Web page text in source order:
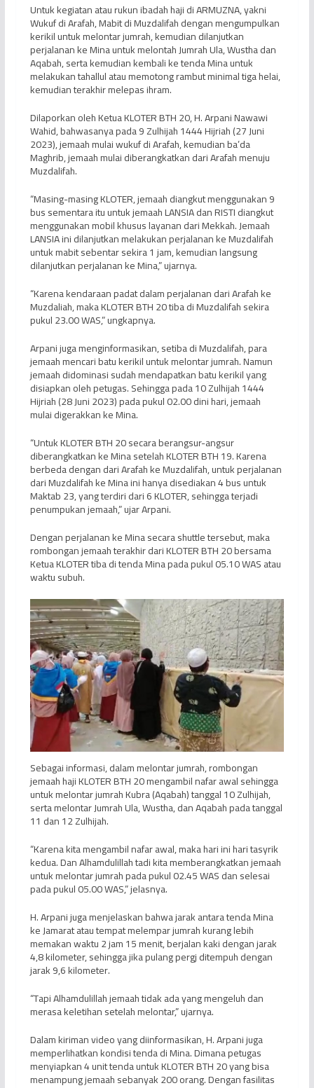
Untuk kegiatan atau rukun ibadah haji di ARMUZNA, yakni
Wukuf di Arafah, Mabit di Muzdalifah dengan mengumpulkan
kerikil untuk melontar jumrah, kemudian dilanjutkan
perjalanan ke Mina untuk melontah Jumrah Ula, Wustha dan
Aqabah, serta kemudian kembali ke tenda Mina untuk
melakukan tahallul atau memotong rambut minimal tiga helai,
kemudian terakhir melepas ihram.
Dilaporkan oleh Ketua KLOTER BTH 20, H. Arpani Nawawi
Wahid, bahwasanya pada 9 Zulhijah 1444 Hijriah (27 Juni
2023), jemaah mulai wukuf di Arafah, kemudian ba’da
Maghrib, jemaah mulai diberangkatkan dari Arafah menuju
Muzdalifah.
“Masing-masing KLOTER, jemaah diangkut menggunakan 9
bus sementara itu untuk jemaah LANSIA dan RISTI diangkut
menggunakan mobil khusus layanan dari Mekkah. Jemaah
LANSIA ini dilanjutkan melakukan perjalanan ke Muzdalifah
untuk mabit sebentar sekira 1 jam, kemudian langsung
dilanjutkan perjalanan ke Mina,” ujarnya.
“Karena kendaraan padat dalam perjalanan dari Arafah ke
Muzdaliah, maka KLOTER BTH 20 tiba di Muzdalifah sekira
pukul 23.00 WAS,” ungkapnya.
Arpani juga menginformasikan, setiba di Muzdalifah, para
jemaah mencari batu kerikil untuk melontar jumrah. Namun
jemaah didominasi sudah mendapatkan batu kerikil yang
disiapkan oleh petugas. Sehingga pada 10 Zulhijah 1444
Hijriah (28 Juni 2023) pada pukul 02.00 dini hari, jemaah
mulai digerakkan ke Mina.
“Untuk KLOTER BTH 20 secara berangsur-angsur
diberangkatkan ke Mina setelah KLOTER BTH 19. Karena
berbeda dengan dari Arafah ke Muzdalifah, untuk perjalanan
dari Muzdalifah ke Mina ini hanya disediakan 4 bus untuk
Maktab 23, yang terdiri dari 6 KLOTER, sehingga terjadi
penumpukan jemaah,” ujar Arpani.
Dengan perjalanan ke Mina secara shuttle tersebut, maka
rombongan jemaah terakhir dari KLOTER BTH 20 bersama
Ketua KLOTER tiba di tenda Mina pada pukul 05.10 WAS atau
waktu subuh.
Sebagai informasi, dalam melontar jumrah, rombongan
jemaah haji KLOTER BTH 20 mengambil nafar awal sehingga
untuk melontar jumrah Kubra (Aqabah) tanggal 10 Zulhijah,
serta melontar Jumrah Ula, Wustha, dan Aqabah pada tanggal
11 dan 12 Zulhijah.
“Karena kita mengambil nafar awal, maka hari ini hari tasyrik
kedua. Dan Alhamdulillah tadi kita memberangkatkan jemaah
untuk melontar jumrah pada pukul 02.45 WAS dan selesai
pada pukul 05.00 WAS,” jelasnya.
H. Arpani juga menjelaskan bahwa jarak antara tenda Mina
ke Jamarat atau tempat melempar jumrah kurang lebih
memakan waktu 2 jam 15 menit, berjalan kaki dengan jarak
4,8 kilometer, sehingga jika pulang pergj ditempuh dengan
jarak 9,6 kilometer.
“Tapi Alhamdulillah jemaah tidak ada yang mengeluh dan
merasa keletihan setelah melontar,” ujarnya.
Dalam kiriman video yang diinformasikan, H. Arpani juga
memperlihatkan kondisi tenda di Mina. Dimana petugas
menyiapkan 4 unit tenda untuk KLOTER BTH 20 yang bisa
menampung jemaah sebanyak 200 orang. Dengan fasilitas